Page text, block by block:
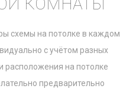
схемы на потолке в каждом
с учётом разных
расположения на потолке
предварительно